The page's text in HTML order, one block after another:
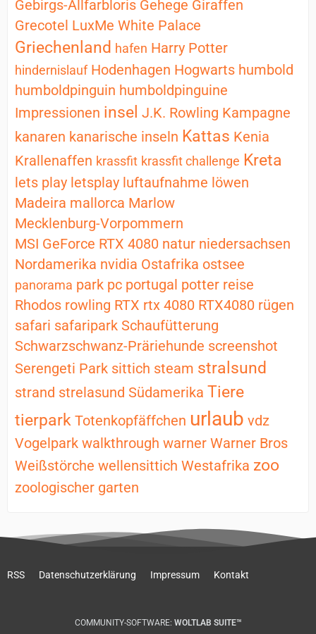
Gebirgs-Allfarbloris Gehege Giraffen
Grecotel LuxMe White Palace
Griechenland hafen Harry Potter
hindernislauf Hodenhagen Hogwarts humbold
humboldpinguin humboldpinguine
Impressionen insel J.K. Rowling Kampagne
kanaren kanarische inseln Kattas Kenia
Krallenaffen krassfit krassfit challenge Kreta
lets play letsplay luftaufnahme löwen
Madeira mallorca Marlow
Mecklenburg-Vorpommern
MSI GeForce RTX 4080 natur niedersachsen
Nordamerika nvidia Ostafrika ostsee
panorama park pc portugal potter reise
Rhodos rowling RTX rtx 4080 RTX4080 rügen
safari safaripark Schaufütterung
Schwarzschwanz-Präriehunde screenshot
Serengeti Park sittich steam stralsund
strand strelasund Südamerika Tiere
tierpark Totenkopfäffchen urlaub vdz
Vogelpark walkthrough warner Warner Bros
Weißstörche wellensittich Westafrika zoo
zoologischer garten
RSS Datenschutzerklärung Impressum Kontakt
COMMUNITY-SOFTWARE: WOLTLAB SUITE™